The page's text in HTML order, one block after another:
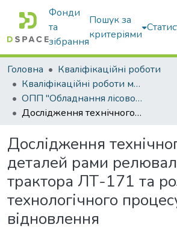
Фонди
та
зібрання
Пошук за
критеріями
Головна
Кваліфікаційні роботи
Кваліфікаційні роботи магістрів
ОПП "Обладнання лісового комплексу"
Дослідження технічного стану деталей рами релювального трактора ЛТ-171 та розробка технологічного процесу відновлення
Дослідження
деталей рами
трактора ЛТ-171 та
технологічного
відновлення